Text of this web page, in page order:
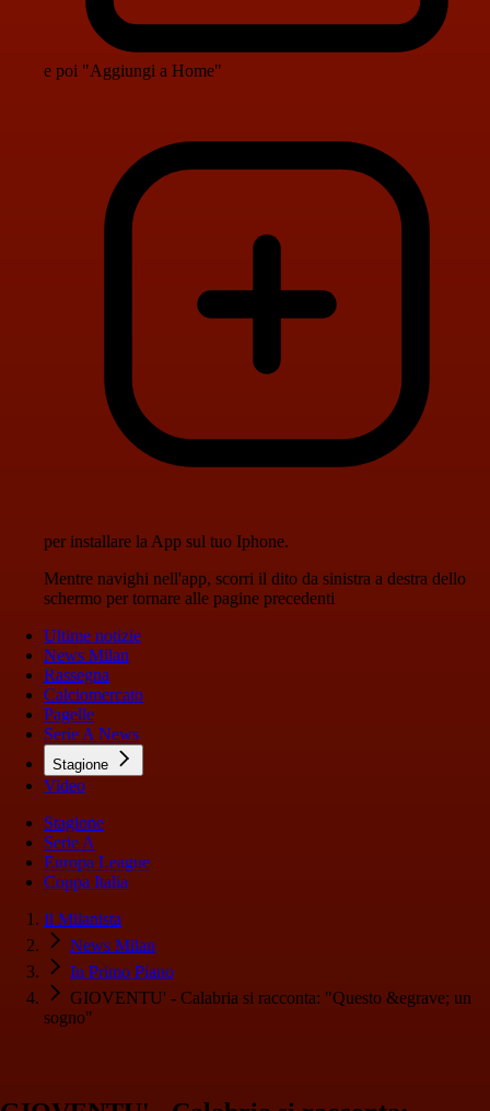
e poi "Aggiungi a Home"
per installare la App sul tuo Iphone.
Mentre navighi nell'app, scorri il dito da sinistra a destra dello
schermo per tornare alle pagine precedenti
Ultime notizie
News Milan
Rassegna
Calciomercato
Pagelle
Serie A News
Stagione
Video
Stagione
Serie A
Europa League
Coppa Italia
Il Milanista
News Milan
In Primo Piano
GIOVENTU' - Calabria si racconta: "Questo &egrave; un
sogno"